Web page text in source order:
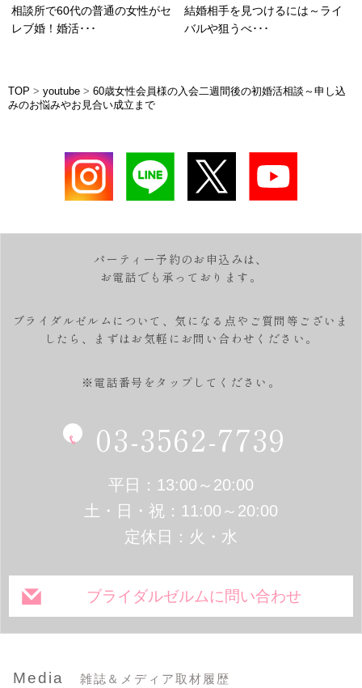
相談所で60代の普通の女性がセ
レブ婚！婚活･･･
結婚相手を見つけるには～ライ
バルや狙うべ･･･
TOP > youtube > 60歳女性会員様の入会二週間後の初婚活相談～申し込
みのお悩みやお見合い成立まで
パーティー予約のお申込みは、
お電話でも承っております。
ブライダルゼルムについて、気になる点やご質問等ございま
したら、
まずはお気軽にお問い合わせください。
※電話番号をタップしてください。
03-3562-7739
平日：13:00～20:00
土・日・祝：11:00～20:00
定休日：火・水
ブライダルゼルムに問い合わせ
Media 雑誌＆メディア取材履歴